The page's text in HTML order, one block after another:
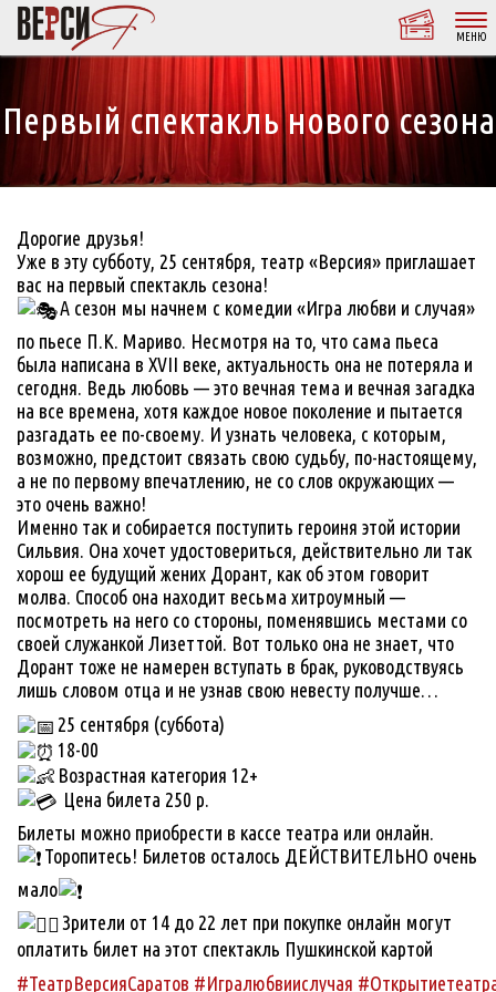
МЕНЮ
Первый спектакль нового сезона
Дорогие друзья!
Уже в эту субботу, 25 сентября, театр «Версия» приглашает
вас на первый спектакль сезона!
А сезон мы начнем с комедии «Игра любви и случая»
по пьесе П.К. Мариво. Несмотря на то, что сама пьеса
была написана в XVII веке, актуальность она не потеряла и
сегодня. Ведь любовь — это вечная тема и вечная загадка
на все времена, хотя каждое новое поколение и пытается
разгадать ее по-своему. И узнать человека, с которым,
возможно, предстоит связать свою судьбу, по-настоящему,
а не по первому впечатлению, не со слов окружающих —
это очень важно!
Именно так и собирается поступить героиня этой истории
Сильвия. Она хочет удостовериться, действительно ли так
хорош ее будущий жених Дорант, как об этом говорит
молва. Способ она находит весьма хитроумный —
посмотреть на него со стороны, поменявшись местами со
своей служанкой Лизеттой. Вот только она не знает, что
Дорант тоже не намерен вступать в брак, руководствуясь
лишь словом отца и не узнав свою невесту получше…
25 сентября (суббота)
18-00
Возрастная категория 12+
Цена билета 250 р.
Билеты можно приобрести в кассе театра или онлайн.
Торопитесь! Билетов осталось ДЕЙСТВИТЕЛЬНО очень
мало
Зрители от 14 до 22 лет при покупке онлайн могут
оплатить билет на этот спектакль Пушкинской картой
#ТеатрВерсияСаратов #Игралюбвиислучая